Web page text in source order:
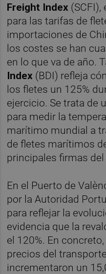
Freight Index
para las tarifas de
importaciones de
los costes se han
en lo que va de año.
Index (BDI) refleja
los fletes un 125%
ejercicio. Se trata de
para medir la
marítimo mundial a
de fletes marítimos
principales firmas
En el Puerto de
por la Autoridad
para reflejar la
evidencia que la
el 120%. En
precios del
incrementaron un